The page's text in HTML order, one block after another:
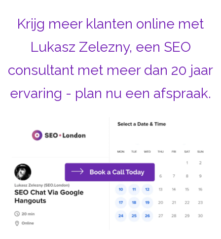
Krijg meer klanten online met
Lukasz Zelezny, een SEO
consultant met meer dan 20 jaar
ervaring - plan nu een afspraak.